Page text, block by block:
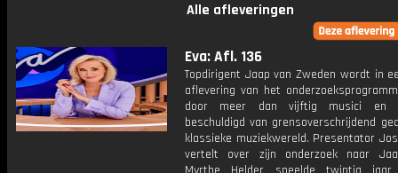
Alle afleveringen
Eva: Afl. 136
Topdirigent Jaap van Zweden wordt in
aflevering van het
door meer dan vijftig musici en
beschuldigd van grensoverschrijdend
klassieke muziekwereld. Presentator
vertelt over zijn onderzoek naar